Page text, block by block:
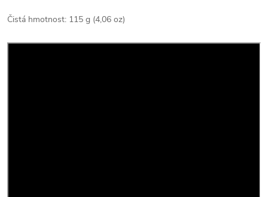
Čistá hmotnost: 115 g (4,06 oz)